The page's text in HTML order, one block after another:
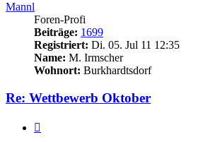
Mannl
Foren-Profi
Beiträge: 1699
Registriert: Di. 05. Jul 11 12:35
Name: M. Irmscher
Wohnort: Burkhardtsdorf
Re: Wettbewerb Oktober